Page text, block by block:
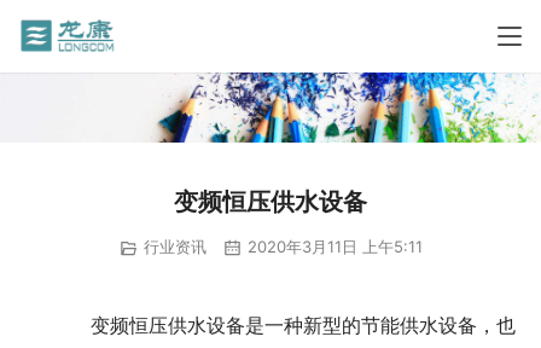
变频恒压供水设备
行业资讯 2020年3月11日 上午5:11
变频恒压供水设备是一种新型的节能供水设备，也